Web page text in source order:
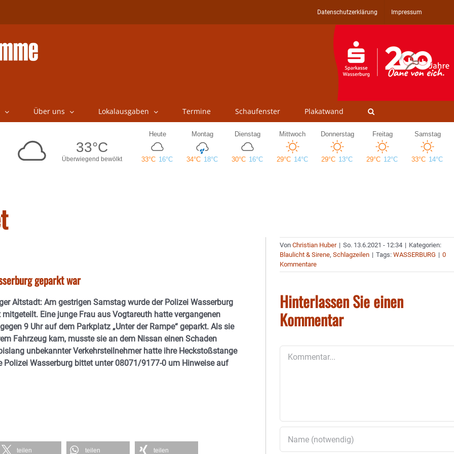
Datenschutzerklärung Impressum
Über uns Lokalausgaben Termine Schaufenster Plakatwand
geparkt war
Altstadt: Am gestrigen Samstag wurde der Polizei Wasserburg
Eine junge Frau aus Vogtareuth hatte vergangenen
9 Uhr auf dem Parkplatz „Unter der Rampe“ geparkt. Als sie
Fahrzeug kam, musste sie an dem Nissan einen Schaden
unbekannter Verkehrsteilnehmer hatte ihre Heckstoßstange
Polizei Wasserburg bittet unter 08071/9177-0 um Hinweise auf
teilen teilen teilen
VonChristian Huber | So. 13.6.2021 - 12:34 | Kategorien:
Blaulicht & Sirene,Schlagzeilen | Tags:WASSERBURG | 0
Kommentare
Hinterlassen Sie einen
Kommentar